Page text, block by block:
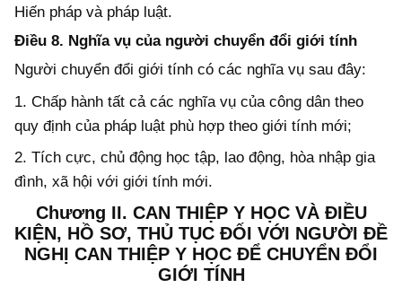
Hiến pháp và pháp luật.
Điều 8. Nghĩa vụ của người chuyển đổi giới tính
Người chuyển đổi giới tính có các nghĩa vụ sau đây:
1. Chấp hành tất cả các nghĩa vụ của công dân theo
quy định của pháp luật phù hợp theo giới tính mới;
2. Tích cực, chủ động học tập, lao động, hòa nhập gia
đình, xã hội với giới tính mới.
Chương II. CAN THIỆP Y HỌC VÀ ĐIỀU
KIỆN, HỒ SƠ, THỦ TỤC ĐỐI VỚI NGƯỜI ĐỀ
NGHỊ CAN THIỆP Y HỌC ĐỂ CHUYỂN ĐỔI
GIỚI TÍNH